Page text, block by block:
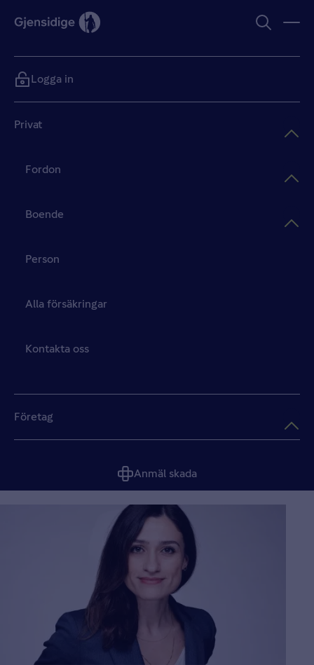
Privat
Fordon
Boende
Person
Alla försäkringar
Kontakta oss
Företag
Anmäl skada
Logga in